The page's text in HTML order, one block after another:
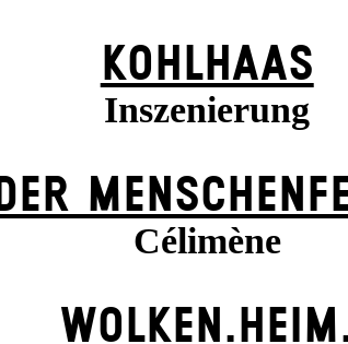
KOHLHAAS
Inszenierung
DER
Célimène